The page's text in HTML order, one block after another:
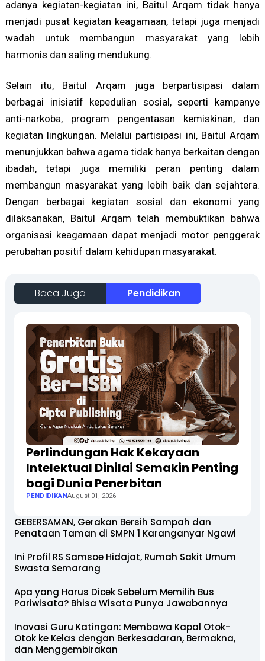
adanya kegiatan-kegiatan ini, Baitul Arqam tidak hanya
menjadi pusat kegiatan keagamaan, tetapi juga menjadi
wadah untuk membangun masyarakat yang lebih
harmonis dan saling mendukung.
Selain itu, Baitul Arqam juga berpartisipasi dalam
berbagai inisiatif kepedulian sosial, seperti kampanye
anti-narkoba, program pengentasan kemiskinan, dan
kegiatan lingkungan. Melalui partisipasi ini, Baitul Arqam
menunjukkan bahwa agama tidak hanya berkaitan dengan
ibadah, tetapi juga memiliki peran penting dalam
membangun masyarakat yang lebih baik dan sejahtera.
Dengan berbagai kegiatan sosial dan ekonomi yang
dilaksanakan, Baitul Arqam telah membuktikan bahwa
organisasi keagamaan dapat menjadi motor penggerak
perubahan positif dalam kehidupan masyarakat.
Baca Juga Pendidikan
Perlindungan Hak Kekayaan
Intelektual Dinilai Semakin Penting
bagi Dunia Penerbitan
PENDIDIKANAugust 01, 2026
GEBERSAMAN, Gerakan Bersih Sampah dan
Penataan Taman di SMPN 1 Karanganyar Ngawi
Ini Profil RS Samsoe Hidajat, Rumah Sakit Umum
Swasta Semarang
Apa yang Harus Dicek Sebelum Memilih Bus
Pariwisata? Bhisa Wisata Punya Jawabannya
Inovasi Guru Katingan: Membawa Kapal Otok-
Otok ke Kelas dengan Berkesadaran, Bermakna,
dan Menggembirakan